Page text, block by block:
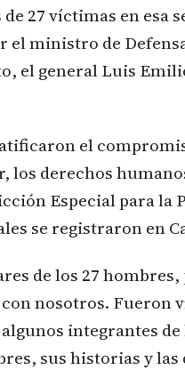
27 víctimas en esa
el ministro de
el general Luis
el
derechos
Especial para la
se registraron en
de los 27
nosotros. Fueron
integrantes
sus historias y las